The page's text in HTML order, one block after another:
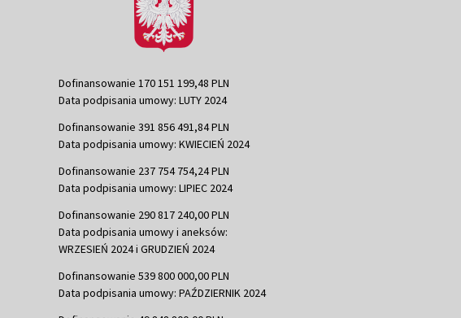
Dofinansowanie 170 151 199,48 PLN
Data podpisania umowy: LUTY 2024
Dofinansowanie 391 856 491,84 PLN
Data podpisania umowy: KWIECIEŃ 2024
Dofinansowanie 237 754 754,24 PLN
Data podpisania umowy: LIPIEC 2024
Dofinansowanie 290 817 240,00 PLN
Data podpisania umowy i aneksów:
WRZESIEŃ 2024 i GRUDZIEŃ 2024
Dofinansowanie 539 800 000,00 PLN
Data podpisania umowy: PAŹDZIERNIK 2024